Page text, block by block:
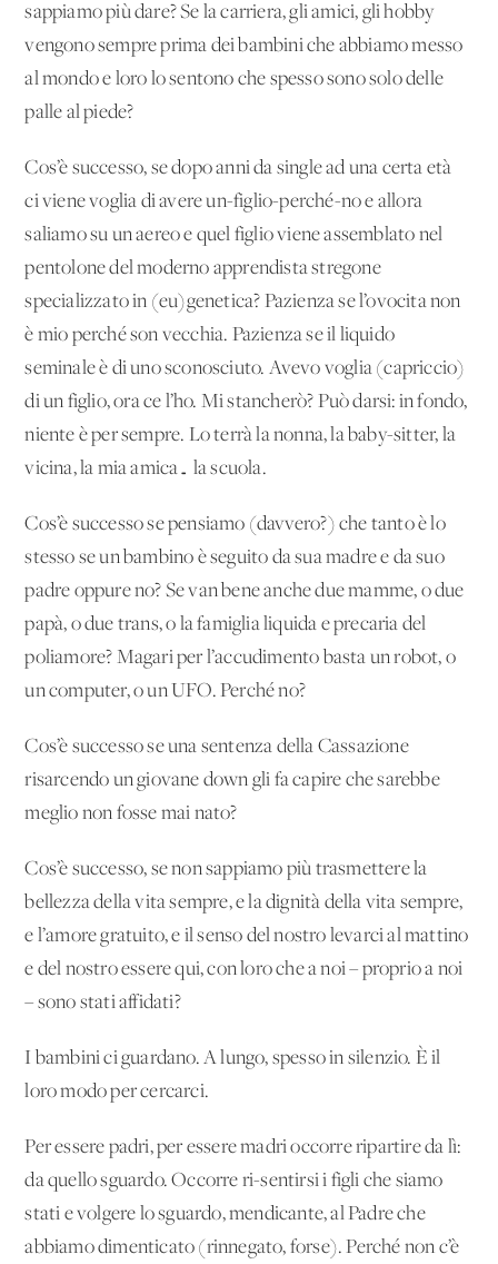
sappiamo più dare? Se la carriera, gli amici, gli hobby
vengono sempre prima dei bambini che abbiamo messo
al mondo e loro lo sentono che spesso sono solo delle
palle al piede?
Cos’è successo, se dopo anni da single ad una certa età
ci viene voglia di avere un-figlio-perché-no e allora
saliamo su un aereo e quel figlio viene assemblato nel
pentolone del moderno apprendista stregone
specializzato in (eu)genetica? Pazienza se l’ovocita non
è mio perché son vecchia. Pazienza se il liquido
seminale è di uno sconosciuto. Avevo voglia (capriccio)
di un figlio, ora ce l’ho. Mi stancherò? Può darsi: in fondo,
niente è per sempre. Lo terrà la nonna, la baby-sitter, la
vicina, la mia amica… la scuola.
Cos’è successo se pensiamo (davvero?) che tanto è lo
stesso se un bambino è seguito da sua madre e da suo
padre oppure no? Se van bene anche due mamme, o due
papà, o due trans, o la famiglia liquida e precaria del
poliamore? Magari per l’accudimento basta un robot, o
un computer, o un UFO. Perché no?
Cos’è successo se una sentenza della Cassazione
risarcendo un giovane down gli fa capire che sarebbe
meglio non fosse mai nato?
Cos’è successo, se non sappiamo più trasmettere la
bellezza della vita sempre, e la dignità della vita sempre,
e l’amore gratuito, e il senso del nostro levarci al mattino
e del nostro essere qui, con loro che a noi – proprio a noi
– sono stati affidati?
I bambini ci guardano. A lungo, spesso in silenzio. È il
loro modo per cercarci.
Per essere padri, per essere madri occorre ripartire da lì:
da quello sguardo. Occorre ri-sentirsi i figli che siamo
stati e volgere lo sguardo, mendicante, al Padre che
abbiamo dimenticato (rinnegato, forse). Perché non c’è